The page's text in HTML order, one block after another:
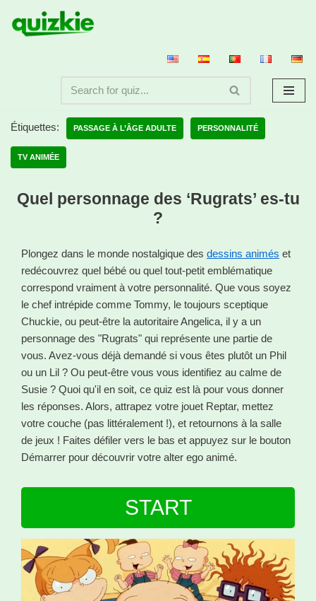
Aller
Étiquettes: PASSAGE À L’ÂGE ADULTE PERSONNALITÉ
TV ANIMÉE
Quel personnage des ‘Rugrats’ es-tu
?
Plongez dans le monde nostalgique des dessins animés et
redécouvrez quel bébé ou quel tout-petit emblématique
correspond vraiment à votre personnalité. Que vous soyez
le chef intrépide comme Tommy, le toujours sceptique
Chuckie, ou peut-être la autoritaire Angelica, il y a un
personnage des "Rugrats" qui représente une partie de
vous. Avez-vous déjà demandé si vous êtes plutôt un Phil
ou un Lil ? Ou peut-être vous vous identifiez au calme de
Susie ? Quoi qu'il en soit, ce quiz est là pour vous donner
les réponses. Alors, attrapez votre jouet Reptar, mettez
votre couche (pas littéralement !), et retournons à la salle
de jeux ! Faites défiler vers le bas et appuyez sur le bouton
Démarrer pour découvrir votre alter ego animé.
START